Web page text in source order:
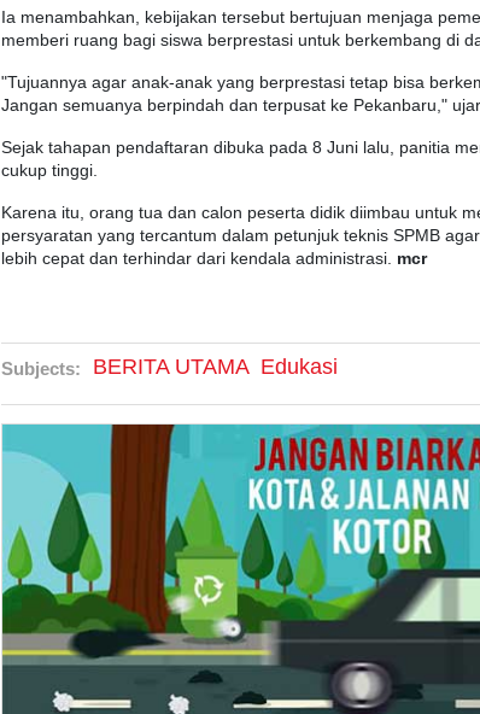
Ia menambahkan, kebijakan tersebut bertujuan menjaga
memberi ruang bagi siswa berprestasi untuk berkembang di
"Tujuannya agar anak-anak yang berprestasi tetap bisa
Jangan semuanya berpindah dan terpusat ke Pekanbaru,"
Sejak tahapan pendaftaran dibuka pada 8 Juni lalu, panitia
cukup tinggi.
Karena itu, orang tua dan calon peserta didik diimbau untuk
persyaratan yang tercantum dalam petunjuk teknis SPMB
lebih cepat dan terhindar dari kendala administrasi. mcr
Subjects: BERITA UTAMA Edukasi